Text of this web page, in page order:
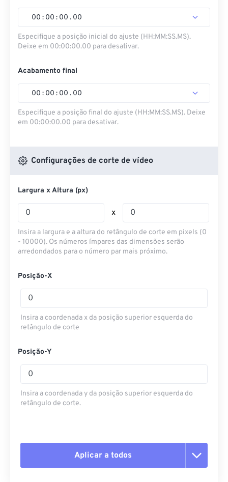
00 : 00 : 00 . 00
Especifique a posição inicial do ajuste (HH:MM:SS.MS).
Deixe em 00:00:00.00 para desativar.
Acabamento final
00 : 00 : 00 . 00
Especifique a posição final do ajuste (HH:MM:SS.MS). Deixe
em 00:00:00.00 para desativar.
Configurações de corte de vídeo
Largura x Altura (px)
x
Insira a largura e a altura do retângulo de corte em pixels (0
- 10000). Os números ímpares das dimensões serão
arredondados para o número par mais próximo.
Posição-X
Insira a coordenada x da posição superior esquerda do
retângulo de corte
Posição-Y
Insira a coordenada y da posição superior esquerda do
retângulo de corte.
Aplicar a todos